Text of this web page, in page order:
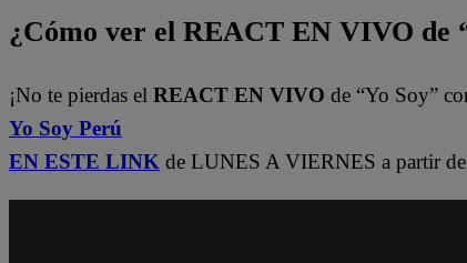
¿Cómo ver el REACT EN VIVO de
¡No te pierdas el REACT EN VIVO de “Yo Soy”
Yo Soy Perú
EN ESTE LINK de LUNES A VIERNES a partir